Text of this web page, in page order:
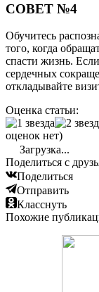
СОВЕТ №4
Обучитесь
того, когда
спасти жизнь.
сердечных
откладывайте
Оценка статьи:
оценок нет)
Загрузка...
Поделиться с
Поделиться
Отправить
Класснуть
Похожие